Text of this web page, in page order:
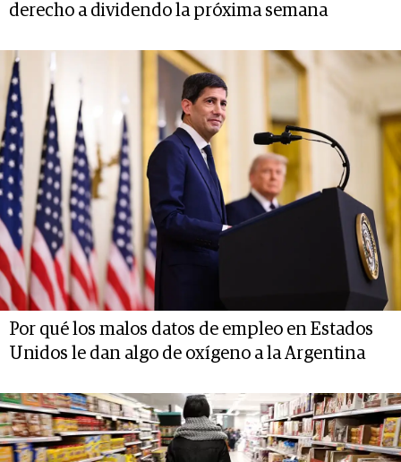
derecho a dividendo la próxima semana
Por qué los malos datos de empleo en Estados
Unidos le dan algo de oxígeno a la Argentina